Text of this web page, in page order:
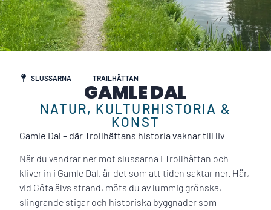
SLUSSARNA TRAILHÄTTAN
GAMLE DAL
NATUR, KULTURHISTORIA &
KONST
Gamle Dal – där Trollhättans historia vaknar till liv
När du vandrar ner mot slussarna i Trollhättan och
kliver in i Gamle Dal, är det som att tiden saktar ner. Här,
vid Göta älvs strand, möts du av lummig grönska,
slingrande stigar och historiska byggnader som